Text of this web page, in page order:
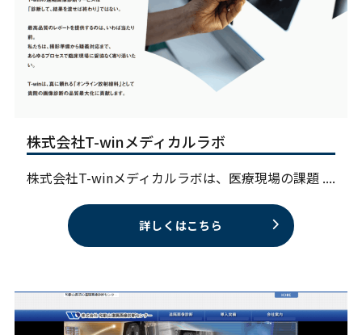
株式会社T-winメディカルラボ
株式会社T-winメディカルラボは、医療現場の課題 ....
詳しくはこちら